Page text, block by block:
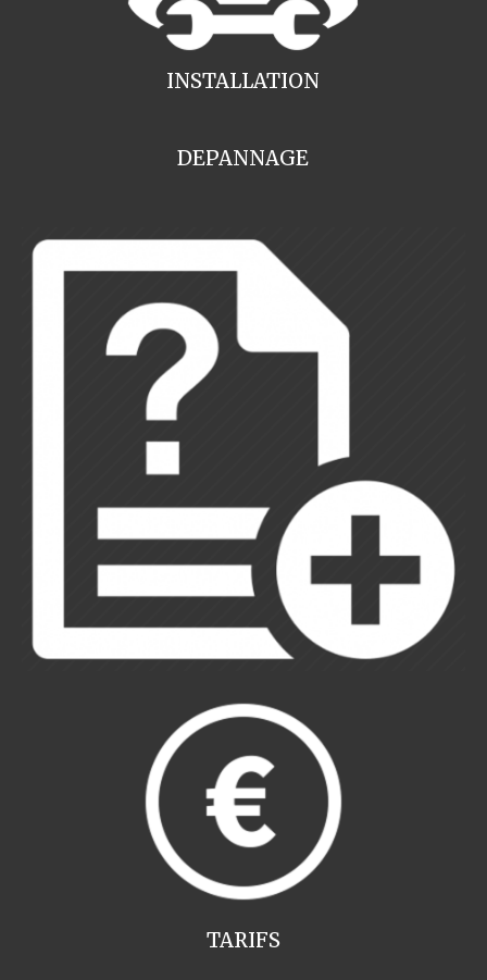
INSTALLATION
DEPANNAGE
TARIFS